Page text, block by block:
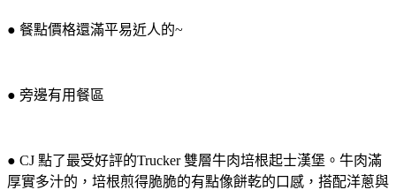
● 餐點價格還滿平易近人的~
● 旁邊有用餐區
● CJ 點了最受好評的Trucker 雙層牛肉培根起士漢堡。牛肉滿
厚實多汁的，培根煎得脆脆的有點像餅乾的口感，搭配洋蔥與